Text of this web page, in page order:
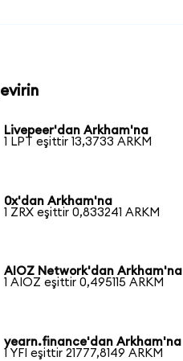
Livepeer'dan Arkham'na
1 LPT eşittir 13,3733 ARKM
0x'dan Arkham'na
1 ZRX eşittir 0,833241 ARKM
AIOZ Network'dan Arkham'na
1 AIOZ eşittir 0,495115 ARKM
yearn.finance'dan Arkham'na
1 YFI eşittir 21777,8149 ARKM